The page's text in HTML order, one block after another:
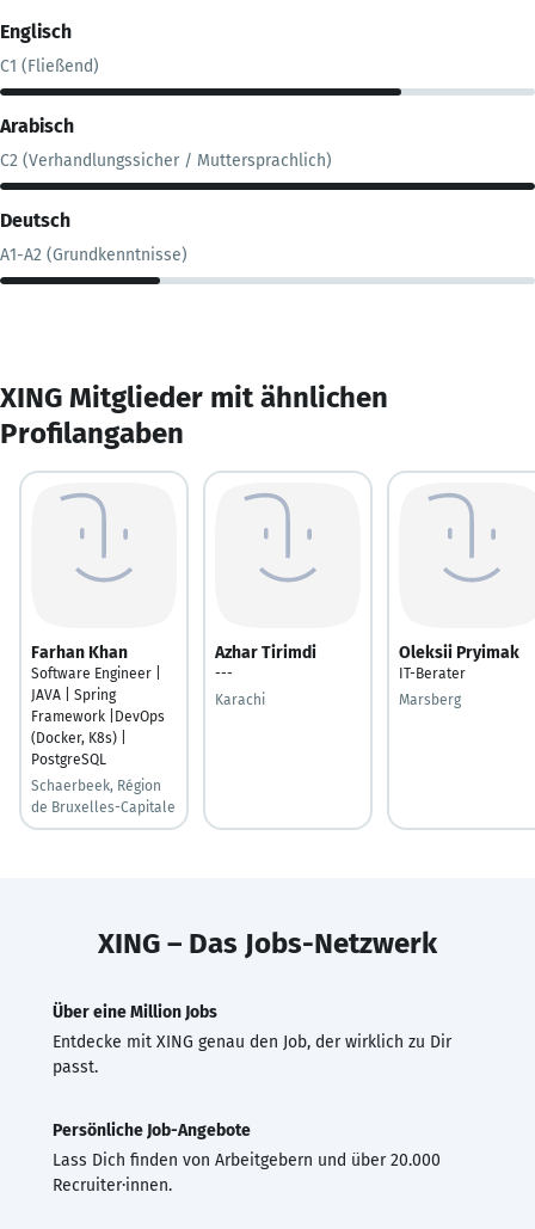
Englisch
C1 (Fließend)
Arabisch
C2 (Verhandlungssicher / Muttersprachlich)
Deutsch
A1-A2 (Grundkenntnisse)
XING Mitglieder mit ähnlichen
Profilangaben
Farhan Khan
Software Engineer |
JAVA | Spring
Framework |DevOps
(Docker, K8s) |
PostgreSQL
Schaerbeek, Région
de Bruxelles-Capitale
Azhar Tirimdi
---
Karachi
Oleksii Pryimak
IT-Berater
Marsberg
XING – Das Jobs-Netzwerk
Über eine Million Jobs
Entdecke mit XING genau den Job, der wirklich zu Dir
passt.
Persönliche Job-Angebote
Lass Dich finden von Arbeitgebern und über 20.000
Recruiter·innen.